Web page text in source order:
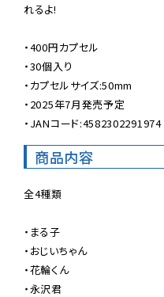
れるよ!
・400円カプセル
・30個入り
・カプセルサイズ:50mm
・2025年7月発売予定
・JANコード:4582302291974
商品内容
全4種類
・まる子
・おじいちゃん
・花輪くん
・永沢君